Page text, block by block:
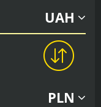
UAH
PLN